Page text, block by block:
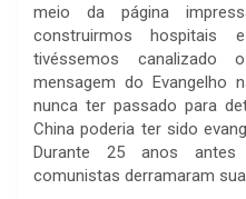
meio da página
construirmos hospitais
tivéssemos
mensagem do Evangelho
nunca ter passado para
China poderia ter sido
Durante 25 anos
comunistas derramaram